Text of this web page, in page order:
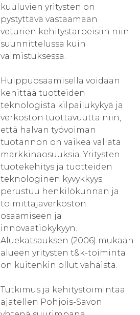
kuuluvien yritysten on
pystyttävä vastaamaan
veturien kehitystarpeisiin niin
suunnittelussa kuin
valmistuksessa.
Huippuosaamisella voidaan
kehittää tuotteiden
teknologista kilpailukykyä ja
verkoston tuottavuutta niin,
että halvan työvoiman
tuotannon on vaikea vallata
markkinaosuuksia. Yritysten
tuotekehitys ja tuotteiden
teknologinen kyvykkyys
perustuu henkilökunnan ja
toimittajaverkoston
osaamiseen ja
innovaatiokykyyn.
Aluekatsauksen (2006) mukaan
alueen yritysten t&k-toiminta
on kuitenkin ollut vähäistä.
Tutkimus ja kehitystoimintaa
ajatellen Pohjois-Savon